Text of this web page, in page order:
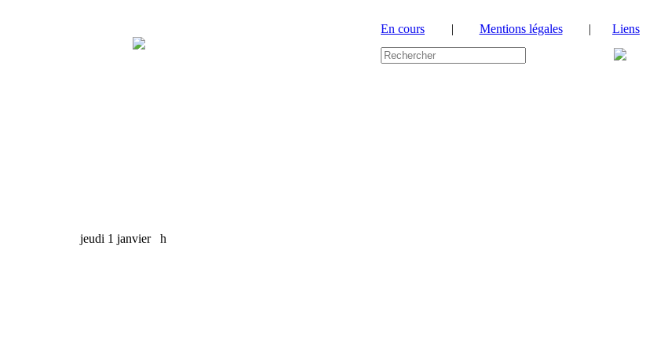
En cours | Mentions légales | Liens
jeudi 1 janvierh